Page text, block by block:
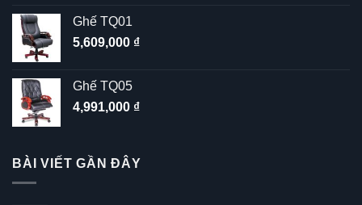
Ghế TQ01
5,609,000 ₫
Ghế TQ05
4,991,000 ₫
BÀI VIẾT GẦN ĐÂY